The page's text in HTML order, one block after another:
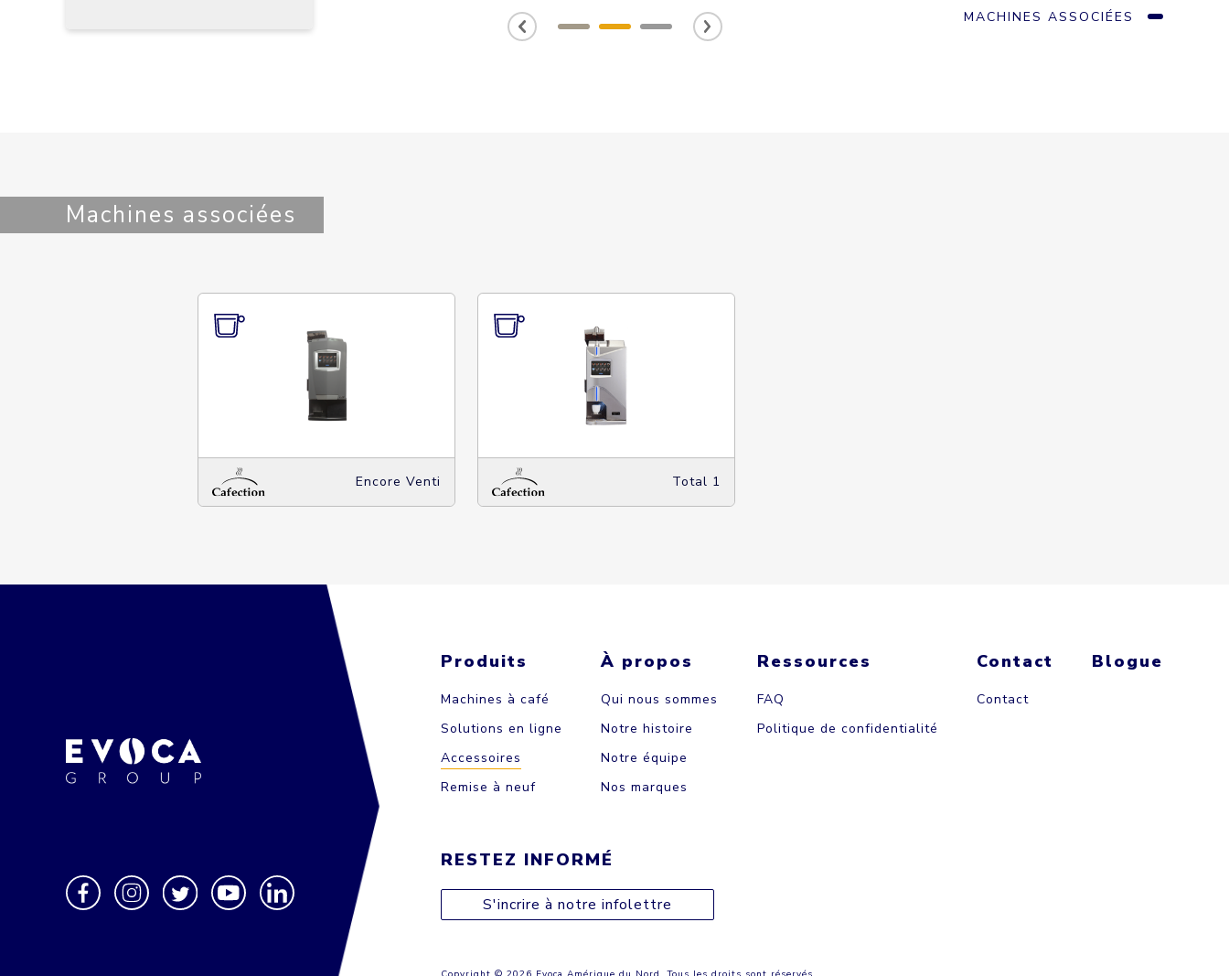
MACHINES ASSOCIÉES
Machines associées
Encore Venti Total 1
Produits
Machines à café
Solutions en ligne
Accessoires
Remise à neuf
À propos
Qui nous sommes
Notre histoire
Notre équipe
Nos marques
Ressources
FAQ
Politique de confidentialité
Contact
Contact
Blogue
RESTEZ INFORMÉ
S'incrire à notre infolettre